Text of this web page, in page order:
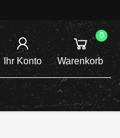
Ihr Konto
0
Warenkorb